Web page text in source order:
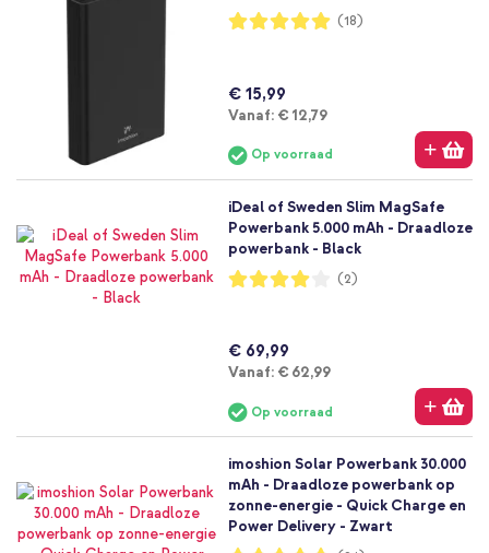
Waardering:
99%
(18)
€ 15,99
Vanaf: Vanaf
€ 12,79
Op voorraad
iDeal of Sweden Slim MagSafe
Powerbank 5.000 mAh - Draadloze
powerbank - Black
Waardering:
80%
(2)
€ 69,99
Vanaf: Vanaf
€ 62,99
Op voorraad
imoshion Solar Powerbank 30.000
mAh - Draadloze powerbank op
zonne-energie - Quick Charge en
Power Delivery - Zwart